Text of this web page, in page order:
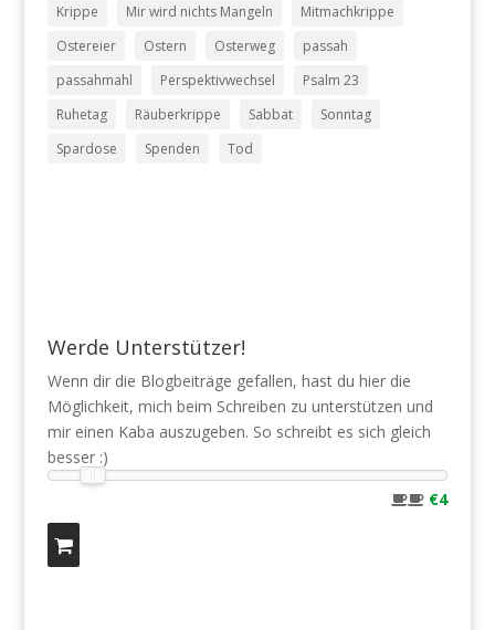
Krippe
Mir wird nichts Mangeln
Mitmachkrippe
Ostereier
Ostern Osterweg
passah
passahmahl
Perspektivwechsel
Psalm 23
Ruhetag
Räuberkrippe Sabbat
Sonntag
Spardose
Spenden Tod
Werde Unterstützer!
Wenn dir die Blogbeiträge gefallen, hast du hier die
Möglichkeit, mich beim Schreiben zu unterstützen und
mir einen Kaba auszugeben. So schreibt es sich gleich
besser :)
€4